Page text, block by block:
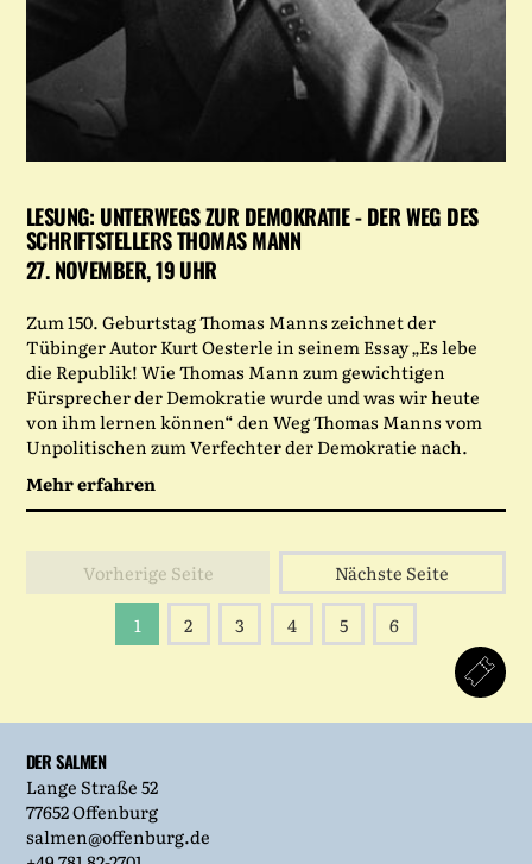
LESUNG: UNTERWEGS ZUR DEMOKRATIE - DER WEG DES
SCHRIFTSTELLERS THOMAS MANN
27. NOVEMBER, 19 UHR
Zum 150. Geburtstag Thomas Manns zeichnet der
Tübinger Autor Kurt Oesterle in seinem Essay „Es lebe
die Republik! Wie Thomas Mann zum gewichtigen
Fürsprecher der Demokratie wurde und was wir heute
von ihm lernen können“ den Weg Thomas Manns vom
Unpolitischen zum Verfechter der Demokratie nach.
Mehr erfahren
Vorherige Seite Nächste Seite
1 2 3 4 5 6
DER SALMEN
Lange Straße 52
77652 Offenburg
salmen@offenburg.de